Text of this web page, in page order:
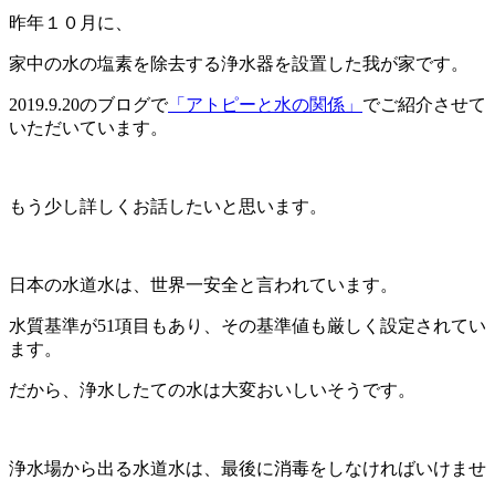
昨年１０月に、
家中の水の塩素を除去する浄水器を設置した我が家です。
2019.9.20のブログで「アトピーと水の関係」 でご紹介させて
いただいています。
もう少し詳しくお話したいと思います。
日本の水道水は、世界一安全と言われています。
水質基準が51項目もあり、その基準値も厳しく設定されてい
ます。
だから、浄水したての水は大変おいしいそうです。
浄水場から出る水道水は、最後に消毒をしなければいけませ